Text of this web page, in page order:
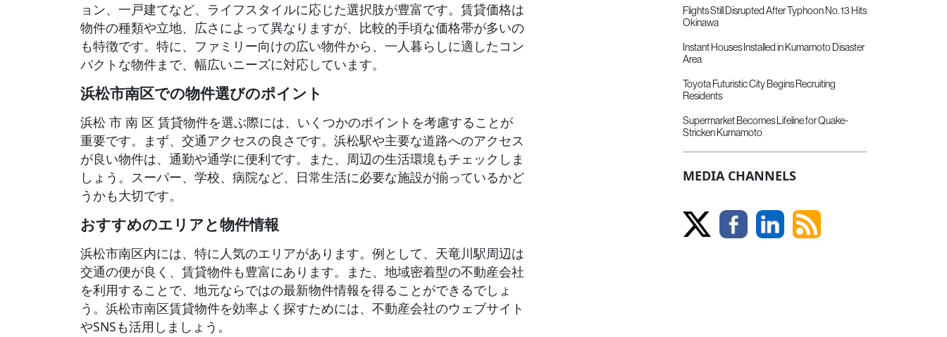
ョン、一戸建てなど、ライフスタイルに応じた選択肢が豊富です。賃貸価格は
物件の種類や立地、広さによって異なりますが、比較的手頃な価格帯が多いの
も特徴です。特に、ファミリー向けの広い物件から、一人暮らしに適したコン
パクトな物件まで、幅広いニーズに対応しています。
浜松市南区での物件選びのポイント
浜松 市 南 区 賃貸物件を選ぶ際には、いくつかのポイントを考慮することが
重要です。まず、交通アクセスの良さです。浜松駅や主要な道路へのアクセス
が良い物件は、通勤や通学に便利です。また、周辺の生活環境もチェックしま
しょう。スーパー、学校、病院など、日常生活に必要な施設が揃っているかど
うかも大切です。
おすすめのエリアと物件情報
浜松市南区内には、特に人気のエリアがあります。例として、天竜川駅周辺は
交通の便が良く、賃貸物件も豊富にあります。また、地域密着型の不動産会社
を利用することで、地元ならではの最新物件情報を得ることができるでしょ
う。浜松市南区賃貸物件を効率よく探すためには、不動産会社のウェブサイト
やSNSも活用しましょう。
Flights Still Disrupted After Typhoon No. 13 Hits
Okinawa
Instant Houses Installed in Kumamoto Disaster
Area
Toyota Futuristic City Begins Recruiting
Residents
Supermarket Becomes Lifeline for Quake-
Stricken Kumamoto
MEDIA CHANNELS